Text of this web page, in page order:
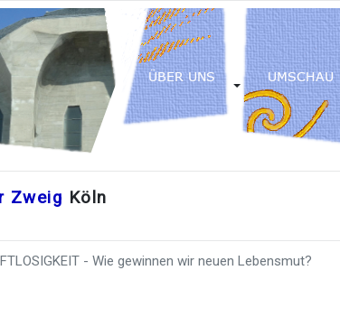
Zweig Köln
- Wie gewinnen wir neuen Lebensmut?